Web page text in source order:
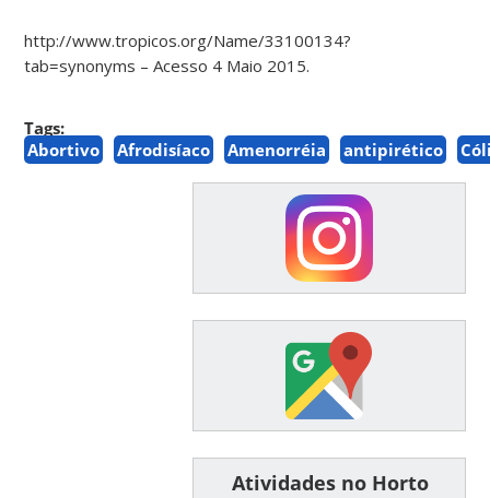
http://www.tropicos.org/Name/33100134?
tab=synonyms – Acesso 4 Maio 2015.
Tags:
Abortivo
Afrodisíaco Amenorréia antipirético
͏ ͏ ͏ ͏ ͏ ͏Atividades no Horto